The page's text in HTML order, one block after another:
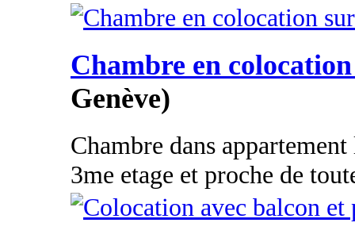
Chambre en
Genève)
Chambre dans
3me etage et proche de